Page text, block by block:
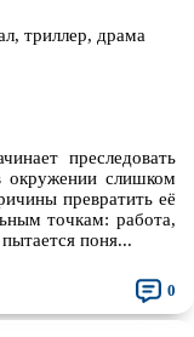
триллер, драма
преследовать
окружении слишком
превратить её
точкам: работа,
поня...
0